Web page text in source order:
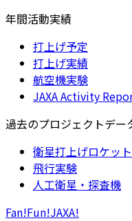
年間活動実績
打上げ予定
打上げ実績
航空機実験
JAXA Activity
過去のプロジェクトデー
衛星打上げロケット
飛行実験
人工衛星・探査機
Fan!Fun!JAXA!